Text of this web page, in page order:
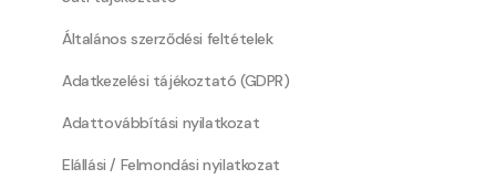
Általános szerződési feltételek
Adatkezelési tájékoztató (GDPR)
Adattovábbítási nyilatkozat
Elállási / Felmondási nyilatkozat